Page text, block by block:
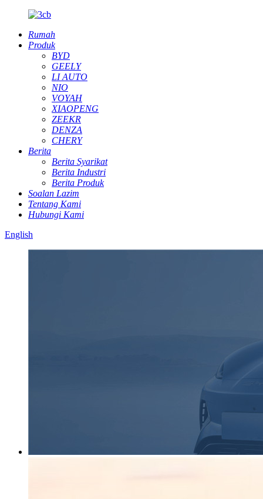
Rumah
Produk
BYD
GEELY
LI AUTO
NIO
VOYAH
XIAOPENG
ZEEKR
DENZA
CHERY
Berita
Berita Syarikat
Berita Industri
Berita Produk
Soalan Lazim
Tentang Kami
Hubungi Kami
English